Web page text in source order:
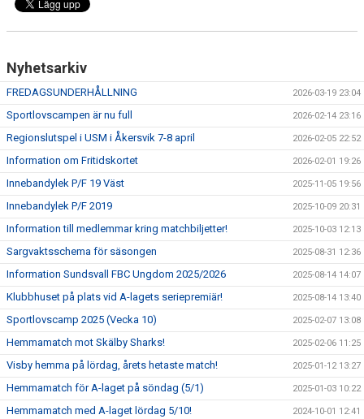
Nyhetsarkiv
FREDAGSUNDERHÅLLNING 2026-03-19 23:04
Sportlovscampen är nu full 2026-02-14 23:16
Regionslutspel i USM i Åkersvik 7-8 april 2026-02-05 22:52
Information om Fritidskortet 2026-02-01 19:26
Innebandylek P/F 19 Väst 2025-11-05 19:56
Innebandylek P/F 2019 2025-10-09 20:31
Information till medlemmar kring matchbiljetter! 2025-10-03 12:13
Sargvaktsschema för säsongen 2025-08-31 12:36
Information Sundsvall FBC Ungdom 2025/2026 2025-08-14 14:07
Klubbhuset på plats vid A-lagets seriepremiär! 2025-08-14 13:40
Sportlovscamp 2025 (Vecka 10) 2025-02-07 13:08
Hemmamatch mot Skälby Sharks! 2025-02-06 11:25
Visby hemma på lördag, årets hetaste match! 2025-01-12 13:27
Hemmamatch för A-laget på söndag (5/1) 2025-01-03 10:22
Hemmamatch med A-laget lördag 5/10! 2024-10-01 12:41